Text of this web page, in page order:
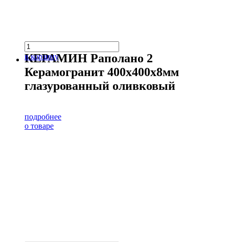
в корзину
КЕРАМИН Раполано 2
Керамогранит 400х400х8мм
глазурованный оливковый
подробнее
о товаре